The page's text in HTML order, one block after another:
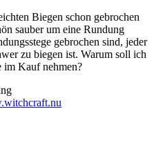
Biegen schon gebrochen
sauber um eine Rundung
gebrochen sind, jeder
zu biegen ist. Warum soll ich
im Kauf nehmen?